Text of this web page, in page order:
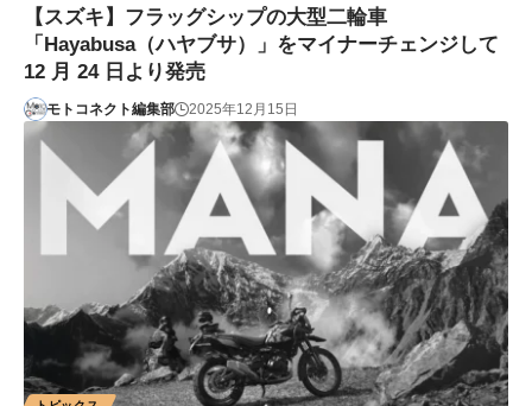
【スズキ】フラッグシップの大型二輪車
「Hayabusa（ハヤブサ）」をマイナーチェンジして
12 月 24 日より発売
モトコネクト編集部 2025年12月15日